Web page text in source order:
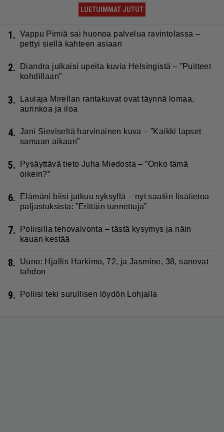
LUETUIMMAT JUTUT
1. Vappu Pimiä sai huonoa palvelua ravintolassa –
pettyi siellä kahteen asiaan
2.
Diandra julkaisi upeita kuvia Helsingistä – ”Puitteet
kohdillaan”
3.
Laulaja Mirellan rantakuvat ovat täynnä lomaa,
aurinkoa ja iloa
4. Jani Sieviseltä harvinainen kuva – ”Kaikki lapset
samaan aikaan”
5.
Pysäyttävä tieto Juha Miedosta – ”Onko tämä
oikein?”
6.
Elämäni biisi jatkuu syksyllä – nyt saatiin lisätietoa
paljastuksista: ”Erittäin tunnettuja”
7.
Poliisilla tehovalvonta – tästä kysymys ja näin
kauan kestää
8.
Uuno: Hjallis Harkimo, 72, ja Jasmine, 38, sanovat
tahdon
9. Poliisi teki surullisen löydön Lohjalla